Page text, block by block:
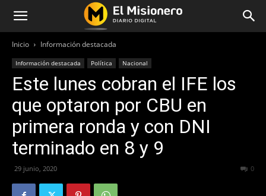
Inicio Información destacada
Información destacada Política Nacional
Este lunes cobran el IFE los
que optaron por CBU en
primera ronda y con DNI
terminado en 8 y 9
29 junio, 2020 0